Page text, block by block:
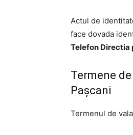
Actul de
face dovada
Telefon Directia
Termene
Pașcani
Termenul de